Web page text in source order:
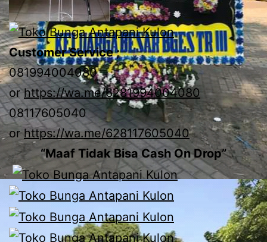
Customer Service ;
081994004080
orhttps://wa.me/6281994004080
08117605040
orhttps://wa.me/628117605040
“Maaf Tidak Bisa Cash On Drop”